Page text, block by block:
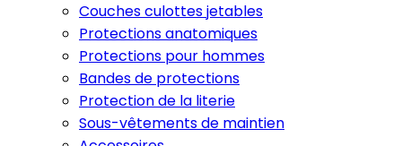
Couches culottes jetables
Protections anatomiques
Protections pour hommes
Bandes de protections
Protection de la literie
Sous-vêtements de maintien